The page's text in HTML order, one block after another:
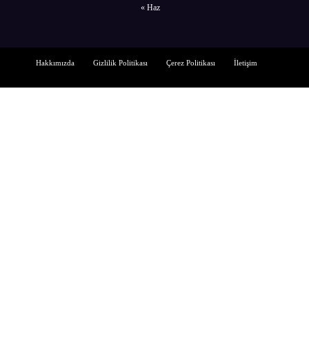
« Haz
Hakkımızda Gizlilik Politikası Çerez Politikası İletişim